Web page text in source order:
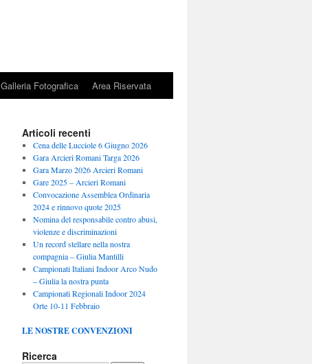
Galleria Fotografica Area Riservata
Articoli recenti
Cena delle Lucciole 6 Giugno 2026
Gara Arcieri Romani Targa 2026
Gara Marzo 2026 Arcieri Romani
Gare 2025 – Arcieri Romani
Convocazione Assemblea Ordinaria
2024 e rinnovo quote 2025
Nomina del responsabile contro abusi,
violenze e discriminazioni
Un record stellare nella nostra
compagnia – Giulia Mantilli
Campionati Italiani Indoor Arco Nudo
– Giulia la nostra punta
Campionati Regionali Indoor 2024
Orte 10-11 Febbraio
LE NOSTRE CONVENZIONI
Ricerca